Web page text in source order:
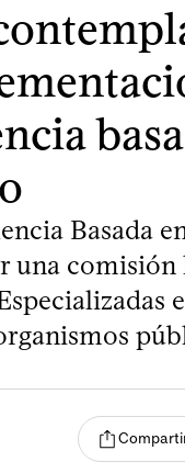
Basada
una